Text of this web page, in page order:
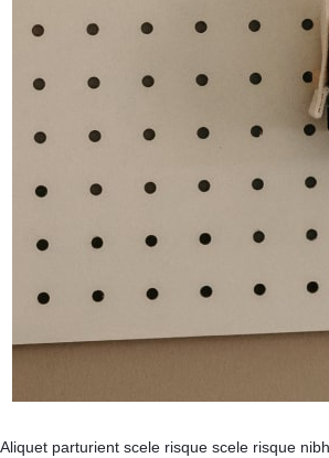
Aliquet parturient scele risque scele risque